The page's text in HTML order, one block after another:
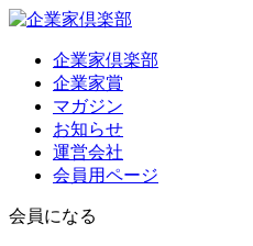
企業家倶楽部
企業家賞
マガジン
お知らせ
運営会社
会員用ページ
会員になる